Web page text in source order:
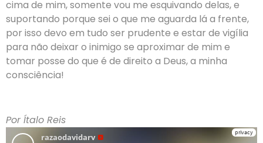
cima de mim, somente vou me esquivando delas, e
suportando porque sei o que me aguarda lá a frente,
por isso devo em tudo ser prudente e estar de vigília
para não deixar o inimigo se aproximar de mim e
tomar posse do que é de direito a Deus, a minha
consciência!
Por Ítalo Reis